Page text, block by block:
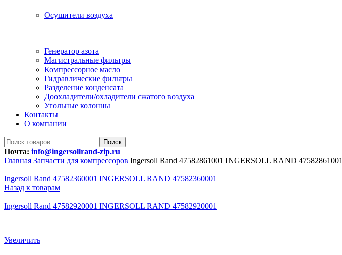
Осушители воздуха
Генератор азота
Магистральные фильтры
Компрессорное масло
Гидравлические фильтры
Разделение конденсата
Доохладители/охладители сжатого воздуха
Угольные колонны
Контакты
О компании
Поиск
Почта: info@ingersollrand-zip.ru
Главная Запчасти для компрессоров Ingersoll Rand 47582861001 INGERSOLL RAND 47582861001
Ingersoll Rand 47582360001 INGERSOLL RAND 47582360001
Назад к товарам
Ingersoll Rand 47582920001 INGERSOLL RAND 47582920001
Увеличить